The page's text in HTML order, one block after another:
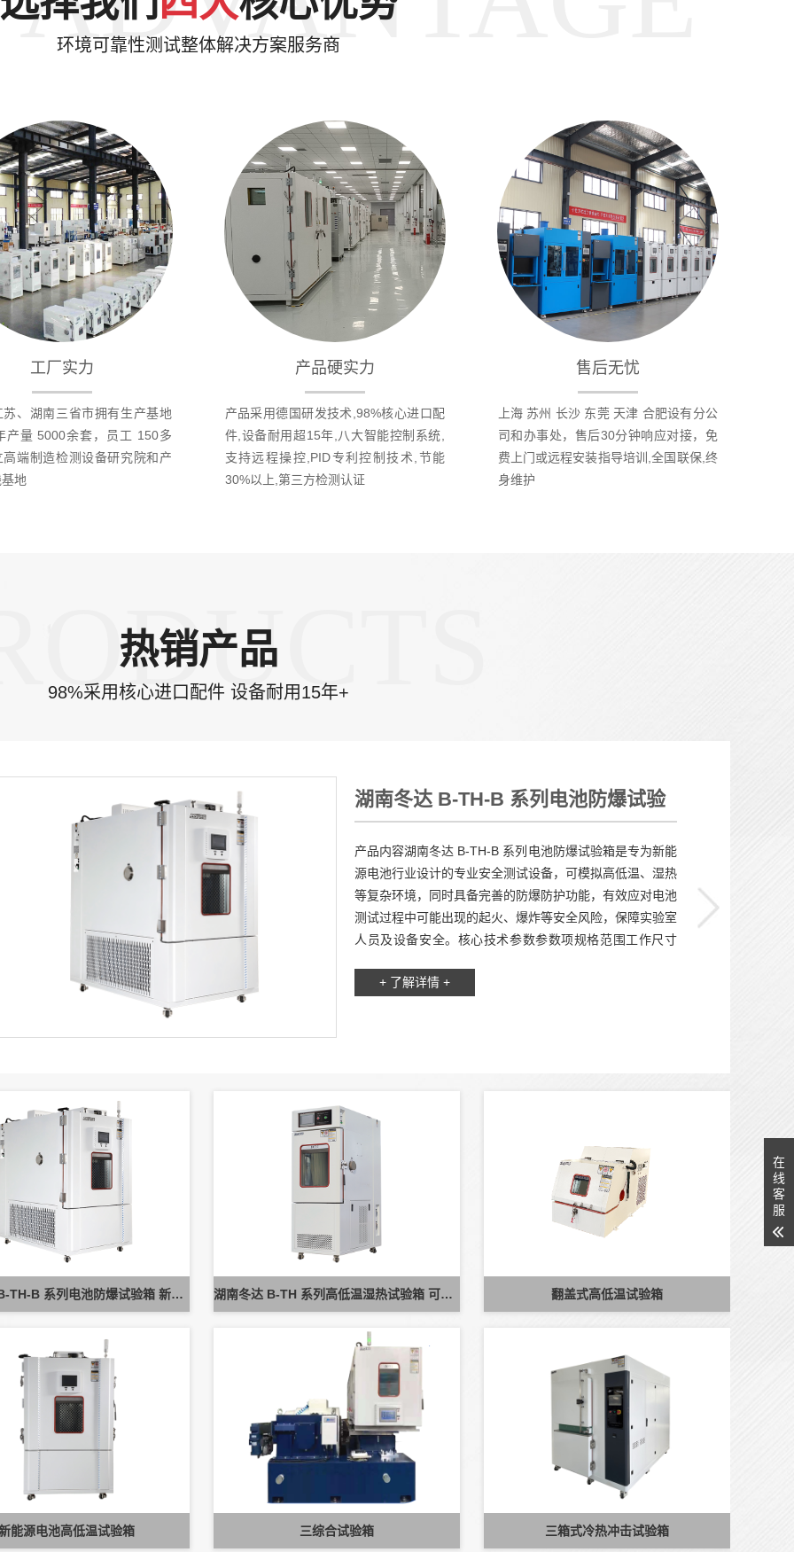
环境可靠性测试整体解决方案服务商
工厂实力
苏、湖南三省市拥有生产基地
产量 5000余套，员工 150多
高端制造检测设备研究院和产
地
产品硬实力
产品采用德国研发技术,98%核心进口配
件,设备耐用超15年,八大智能控制系统,
支持远程操控,PID专利控制技术,节能
30%以上,第三方检测认证
售后无忧
上海 苏州 长沙 东莞 天津 合肥设有分公
司和办事处，售后30分钟响应对接，免
费上门或远程安装指导培训,全国联保,终
身维护
热销产品
98%采用核心进口配件 设备耐用15年+
湖南冬达 B-TH-B 系列电池防爆试验
箱 新能源电池高低温防爆测试设备
产品内容湖南冬达 B-TH-B 系列电池防爆试验箱是专为新能
源电池行业设计的专业安全测试设备，可模拟高低温、湿热
等复杂环境，同时具备完善的防爆防护功能，有效应对电池
测试过程中可能出现的起火、爆炸等安全风险，保障实验室
人员及设备安全。核心技术参数参数项规格范围工作尺寸
+ 了解详情 +
湖南冬达 B-TH-B 系列电池防爆试验箱 新能源电池高低温防爆测试设备 湖南冬达 B-TH 系列高低温湿热试验箱 可定制高低温循环可靠性测试设备 翻盖式高低温试验箱
能源电池高低温试验箱 三综合试验箱 三箱式冷热冲击试验箱
在
线
客
服